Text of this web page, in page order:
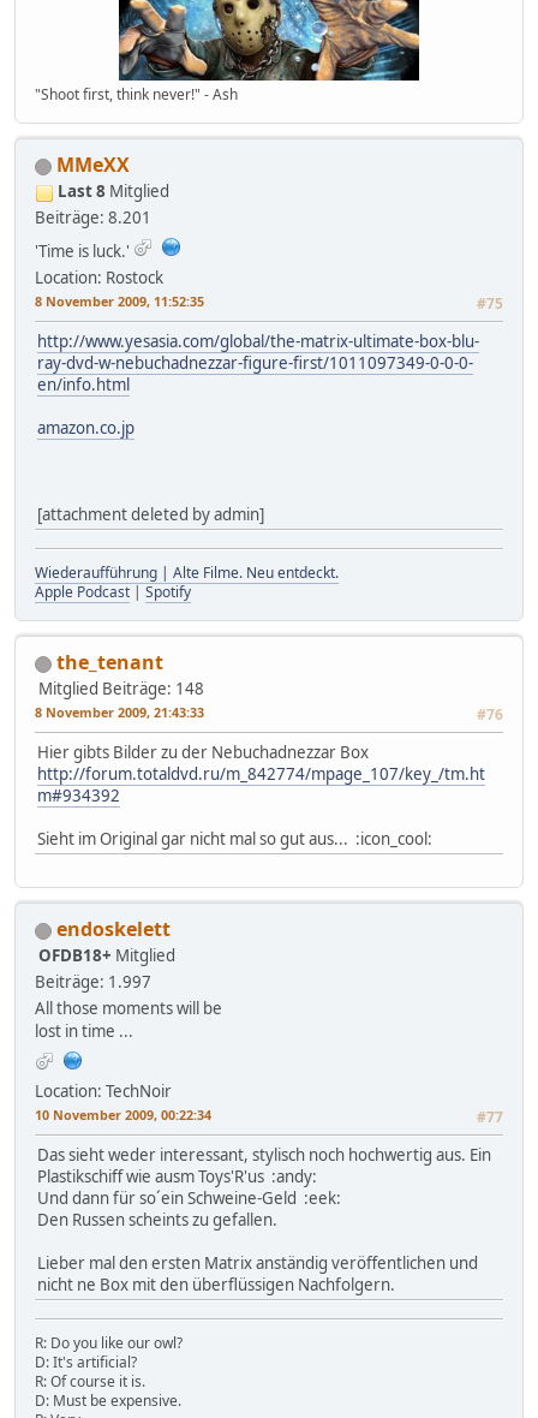
"Shoot first, think never!" - Ash
MMeXX
Last 8 Mitglied
Beiträge: 8.201
'Time is luck.'
Location: Rostock
8 November 2009, 11:52:35 #75
http://www.yesasia.com/global/the-matrix-ultimate-box-blu-
ray-dvd-w-nebuchadnezzar-figure-first/1011097349-0-0-0-
en/info.html
amazon.co.jp
[attachment deleted by admin]
Wiederaufführung | Alte Filme. Neu entdeckt.
Apple Podcast | Spotify
the_tenant
Mitglied Beiträge: 148
8 November 2009, 21:43:33 #76
Hier gibts Bilder zu der Nebuchadnezzar Box
http://forum.totaldvd.ru/m_842774/mpage_107/key_/tm.ht
m#934392
Sieht im Original gar nicht mal so gut aus... :icon_cool:
endoskelett
OFDB18+ Mitglied
Beiträge: 1.997
All those moments will be
lost in time ...
Location: TechNoir
10 November 2009, 00:22:34 #77
Das sieht weder interessant, stylisch noch hochwertig aus. Ein
Plastikschiff wie ausm Toys'R'us :andy:
Und dann für so´ein Schweine-Geld :eek:
Den Russen scheints zu gefallen.
Lieber mal den ersten Matrix anständig veröffentlichen und
nicht ne Box mit den überflüssigen Nachfolgern.
R: Do you like our owl?
D: It's artificial?
R: Of course it is.
D: Must be expensive.